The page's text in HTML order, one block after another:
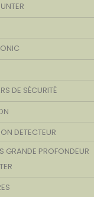
DE SÉCURITÉ
DETECTEUR
GRANDE PROFONDEUR